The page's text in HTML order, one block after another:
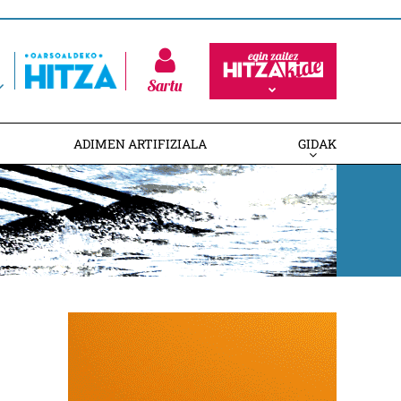
Sartu
ADIMEN ARTIFIZIALA GIDAK